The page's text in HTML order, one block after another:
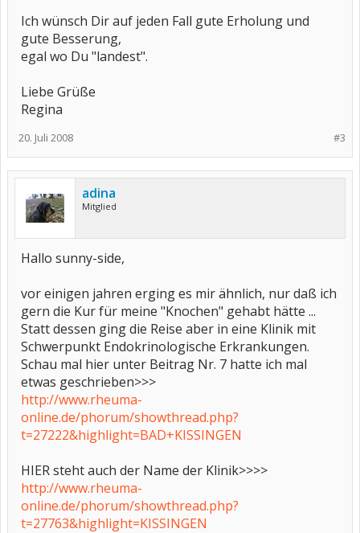
Ich wünsch Dir auf jeden Fall gute Erholung und
gute Besserung,
egal wo Du "landest".
Liebe Grüße
Regina
#3
20. Juli 2008
adina
Mitglied
Hallo sunny-side,
vor einigen jahren erging es mir ähnlich, nur daß ich
gern die Kur für meine "Knochen" gehabt hätte ...
Statt dessen ging die Reise aber in eine Klinik mit
Schwerpunkt Endokrinologische Erkrankungen.
Schau mal hier unter Beitrag Nr. 7 hatte ich mal
etwas geschrieben>>>
http://www.rheuma-
online.de/phorum/showthread.php?
t=27222&highlight=BAD+KISSINGEN
HIER steht auch der Name der Klinik>>>>
http://www.rheuma-
online.de/phorum/showthread.php?
t=27763&highlight=KISSINGEN